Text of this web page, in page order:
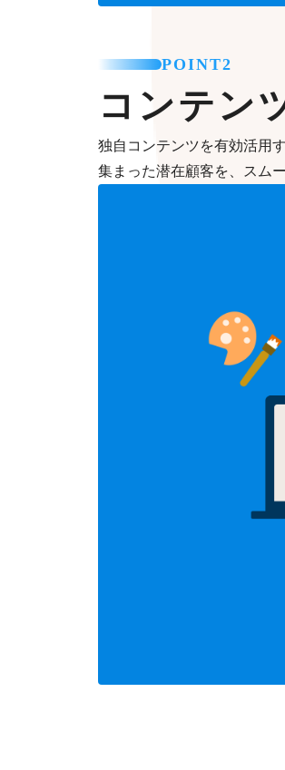
POINT2
コンテン
独自コンテンツを有効活用
集まった潜在顧客を、スム